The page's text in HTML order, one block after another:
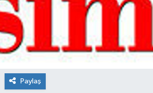
Paylaş
Spor
Tokat Haberleri